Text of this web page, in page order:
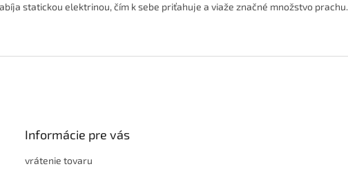
statickou elektrinou, čím k sebe priťahuje a viaže značné množstvo prachu.
Informácie pre vás
vrátenie tovaru